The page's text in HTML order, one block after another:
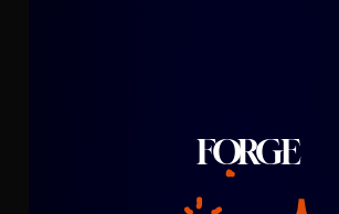
FORGE